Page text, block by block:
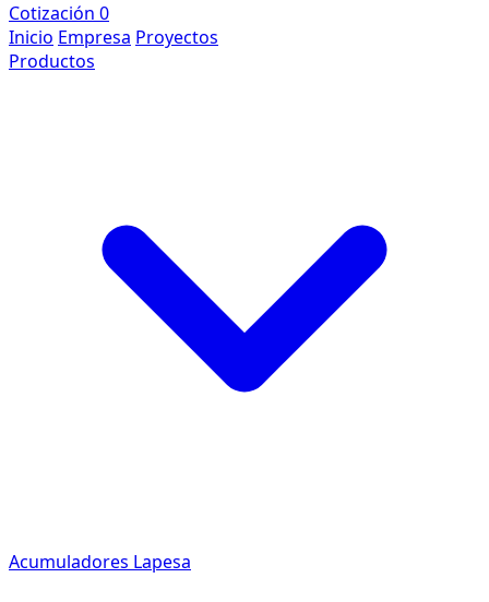
Cotización 0
Inicio Empresa Proyectos
Productos
Acumuladores Lapesa